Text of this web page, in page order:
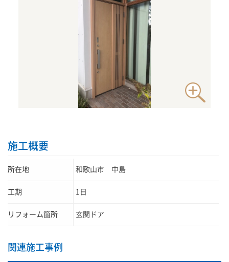
施工概要
所在地 和歌山市 中島
工期 1日
リフォーム箇所 玄関ドア
関連施工事例